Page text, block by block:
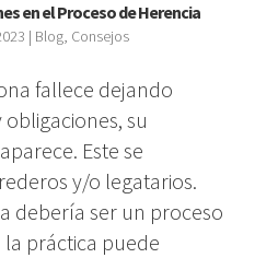
en el Proceso de Herencia
| Blog, Consejos
fallece dejando
su
Este se
y/o legatarios.
debería ser un proceso
práctica puede